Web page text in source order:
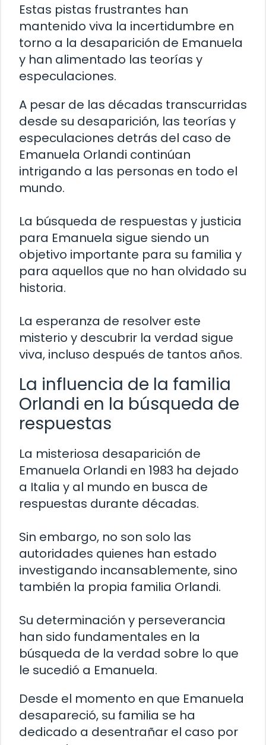
Estas pistas frustrantes han
mantenido viva la incertidumbre en
torno a la desaparición de Emanuela
y han alimentado las teorías y
especulaciones.
A pesar de las décadas transcurridas
desde su desaparición, las teorías y
especulaciones detrás del caso de
Emanuela Orlandi continúan
intrigando a las personas en todo el
mundo.
La búsqueda de respuestas y justicia
para Emanuela sigue siendo un
objetivo importante para su familia y
para aquellos que no han olvidado su
historia.
La esperanza de resolver este
misterio y descubrir la verdad sigue
viva, incluso después de tantos años.
La influencia de la familia
Orlandi en la búsqueda de
respuestas
La misteriosa desaparición de
Emanuela Orlandi en 1983 ha dejado
a Italia y al mundo en busca de
respuestas durante décadas.
Sin embargo, no son solo las
autoridades quienes han estado
investigando incansablemente, sino
también la propia familia Orlandi.
Su determinación y perseverancia
han sido fundamentales en la
búsqueda de la verdad sobre lo que
le sucedió a Emanuela.
Desde el momento en que Emanuela
desapareció, su familia se ha
dedicado a desentrañar el caso por